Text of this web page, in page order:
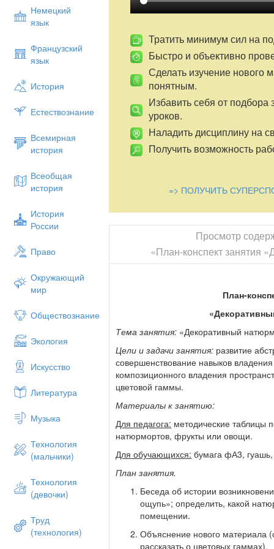
Немецкий
язык
Французский
язык
История
Естествознание
Всемирная
история
Всеобщая
история
История
России
Право
Окружающий
мир
Обществознание
Экология
Искусство
Литература
Музыка
Технология
(мальчики)
Технология
(девочки)
Труд
(технология)
Тратить минимум сил на
Быстро и объективно
Сделать изучение нового
понятным.
Избавить себя от подбора
уроков.
Наладить дисциплину на
Получить возможность
=> ПОЛУЧИТЬ
Просмотр
«План-конспект занятия
План-
Тема занятия: «Декоративный
Цели и задачи занятия: развитие
совершенствование навыков
композиционного владения
цветовой гаммы.
Материалы к занятию:
Для педагога: методические таблицы
натюрмортов, фрукты или овощи.
Для обучающихся: бумага фА3, гуашь,
План занятия.
Беседа об истории
ощупь»; определить, какой
помещении.
Объяснение нового материала
рассказать о цветовых гаммах).